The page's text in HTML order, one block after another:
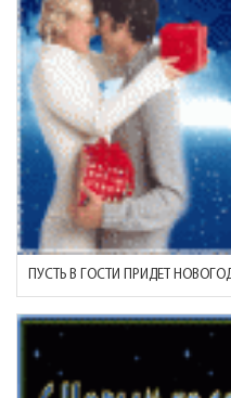
ПУСТЬ В ГОСТИ ПРИДЕТ